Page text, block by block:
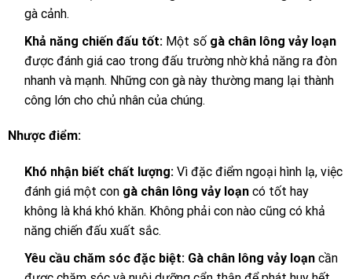
gà cảnh.
Khả năng chiến đấu tốt:Một số gà chân lông vảy loạn
được đánh giá cao trong đấu trường nhờ khả năng ra đòn
nhanh và mạnh. Những con gà này thường mang lại thành
công lớn cho chủ nhân của chúng.
Nhược điểm:
Khó nhận biết chất lượng:Vì đặc điểm ngoại hình lạ, việc
đánh giá một con gà chân lông vảy loạncó tốt hay
không là khá khó khăn. Không phải con nào cũng có khả
năng chiến đấu xuất sắc.
Yêu cầu chăm sóc đặc biệt: Gà chân lông vảy loạncần